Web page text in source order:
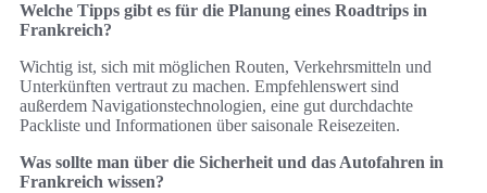
Welche Tipps gibt es für die Planung eines Roadtrips in
Frankreich?
Wichtig ist, sich mit möglichen Routen, Verkehrsmitteln und
Unterkünften vertraut zu machen. Empfehlenswert sind
außerdem Navigationstechnologien, eine gut durchdachte
Packliste und Informationen über saisonale Reisezeiten.
Was sollte man über die Sicherheit und das Autofahren in
Frankreich wissen?